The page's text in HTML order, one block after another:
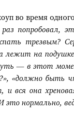
во время
раз
трезвым?
лежит на
— в этот
«должно быть
и вся она
это нормально,